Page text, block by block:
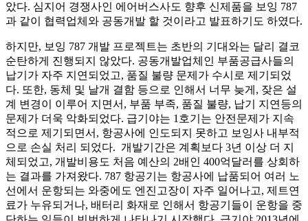
았다. 심지어 경쟁사인 에어버스사도 향후 신제품을 보잉 787
과 같이 협력업체와 공동개발 할 것이라고 발표하기도 하였다.
하지만, 보잉 787 개발 프로젝트는 초반의 기대와는 달리 결코
순탄하게 진행되지 않았다. 공동개발업체인 부품공급사들의
납기가 자주 지연되었고, 품질 불량 문제가 수시로 제기되었
다. 또한, 동체 및 날개 결함 등으로 인해서 너무 늦게, 잦은 설
계 변경이 이루어 지면서, 부품 부족, 품질 불량, 납기 지연등의
문제가 더욱 악화되었다. 급기야는 1호기는 안전문제가 지속
적으로 제기되면서, 항공사에 인도되지 못하고 보잉사 내부적
으로 손실 처리 되었다. 개발기간은 계획보다 3년 이상 더 지
체되었고, 개발비용도 처음 예산의 2배인 400억달러를 상회하
는 결과를 가져왔다. 787 항공기는 항공사에 납품되어 여러 노
선에서 운항되는 와중에도 엔진고장이 자주 일어나고, 제트연
료가 누유되거나, 배터리 화재로 인해서 항공기들이 운항을 중